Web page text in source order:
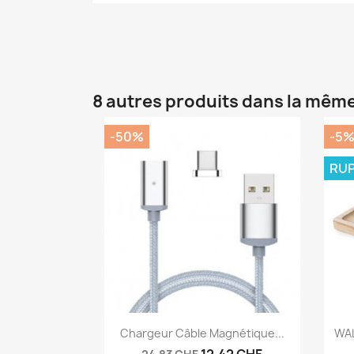
8 autres produits dans la
Aperçu rapide
Chargeur Câble Magnétique...
-50%
-5%